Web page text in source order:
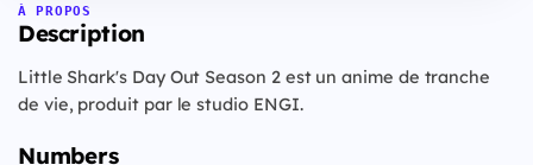
À PROPOS
Description
Little Shark's Day Out Season 2 est un anime de tranche
de vie, produit par le studio ENGI.
Numbers